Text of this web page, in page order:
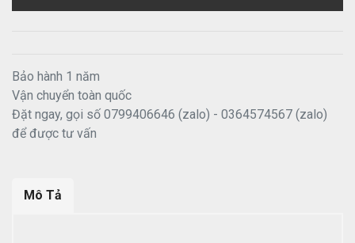
Bảo hành 1 năm
Vận chuyển toàn quốc
Đặt ngay, gọi số 0799406646 (zalo) - 0364574567 (zalo)
để được tư vấn
Mô Tả